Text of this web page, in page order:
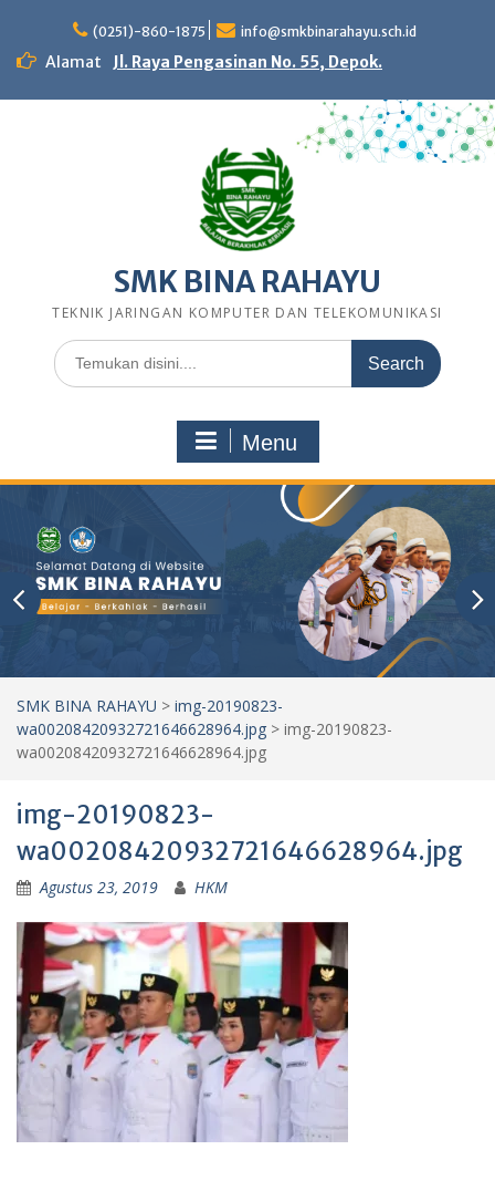
content
(0251)-860-1875 info@smkbinarahayu.sch.id
Alamat Jl. Raya Pengasinan No. 55, Depok.
SMK BINA RAHAYU
TEKNIK JARINGAN KOMPUTER DAN TELEKOMUNIKASI
Search
for:
Menu
SMK BINA RAHAYU > img-20190823-
wa00208420932721646628964.jpg > img-20190823-
wa00208420932721646628964.jpg
img-20190823-
wa00208420932721646628964.jpg
Agustus 23, 2019 HKM